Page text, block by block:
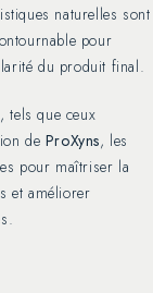
naturelles sont
pour
du produit final.
tels que ceux
de ProXyns, les
pour maîtriser la
et améliorer